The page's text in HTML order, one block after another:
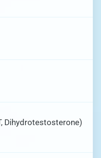
Dihydrotestosterone)